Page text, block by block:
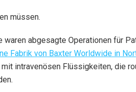
müssen.
waren abgesagte Operationen für
Fabrik von Baxter Worldwide in
intravenösen Flüssigkeiten, die